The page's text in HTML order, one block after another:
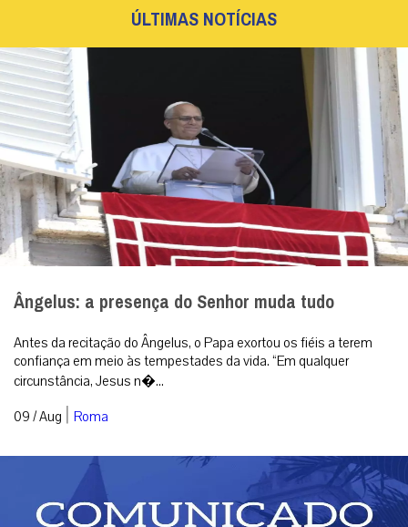
ÚLTIMAS NOTÍCIAS
Ângelus: a presença do Senhor muda tudo
Antes da recitação do Ângelus, o Papa exortou os fiéis a terem
confiança em meio às tempestades da vida. “Em qualquer
circunstância, Jesus n�...
09 / Aug | Roma